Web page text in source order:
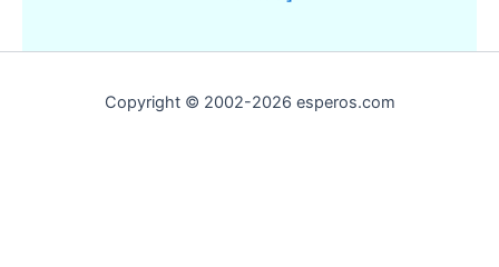
Copyright © 2002-2026 esperos.com